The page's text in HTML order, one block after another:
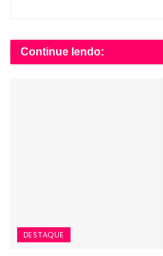
Continue lendo:
DESTAQUE